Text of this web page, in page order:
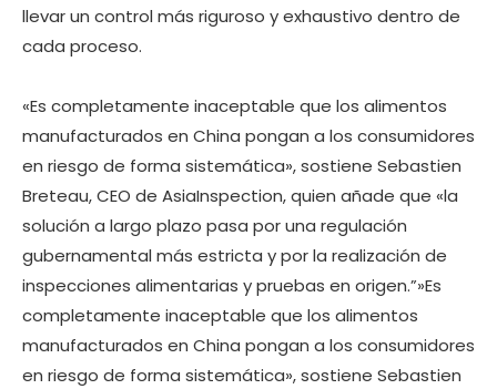
llevar un control más riguroso y exhaustivo dentro de
cada proceso.
«Es completamente inaceptable que los alimentos
manufacturados en China pongan a los consumidores
en riesgo de forma sistemática», sostiene Sebastien
Breteau, CEO de AsiaInspection, quien añade que «la
solución a largo plazo pasa por una regulación
gubernamental más estricta y por la realización de
inspecciones alimentarias y pruebas en origen.”»Es
completamente inaceptable que los alimentos
manufacturados en China pongan a los consumidores
en riesgo de forma sistemática», sostiene Sebastien